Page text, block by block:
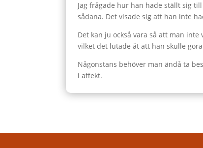
Jag frågade hur han hade ställt sig
sådana. Det visade sig att han inte
Det kan ju också vara så att man
vilket det lutade åt att han skulle
Någonstans behöver man ändå ta
i affekt.